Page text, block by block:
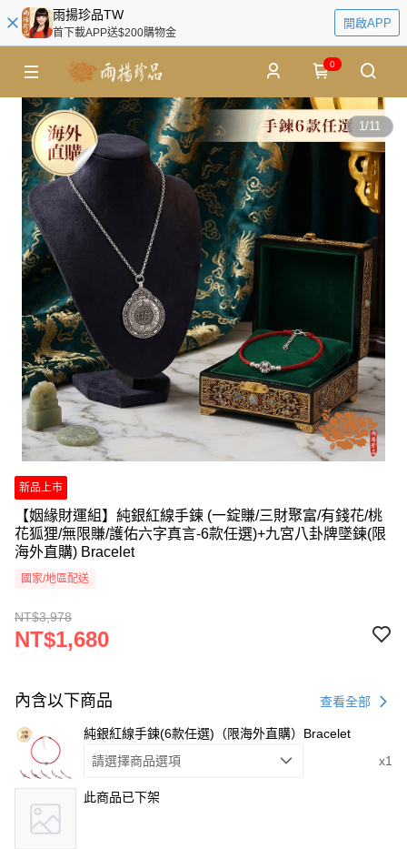
雨揚珍品TW
首下載APP送$200購物金
開啟APP
0
1/11
新品上市
【姻緣財運組】純銀紅線手鍊 (一錠賺/三財聚富/有錢花/桃
花狐狸/無限賺/護佑六字真言-6款任選)+九宮八卦牌墜鍊(限
海外直購) Bracelet
國家/地區配送
NT$3,978
NT$1,680
內含以下商品 查看全部
純銀紅線手鍊(6款任選)（限海外直購）Bracelet
請選擇商品選項
x1
此商品已下架